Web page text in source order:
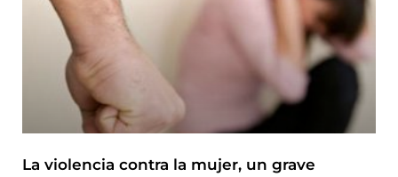
La violencia contra la mujer, un grave